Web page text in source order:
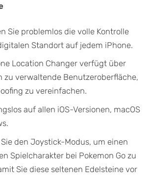
Sie problemlos die volle Kontrolle
Standort auf jedem iPhone.
Location Changer verfügt über
zu verwaltende Benutzeroberfläche,
zu vereinfachen.
auf allen iOS-Versionen, macOS
den Joystick-Modus, um einen
Spielcharakter bei Pokemon Go zu
Sie diese seltenen Edelsteine vor